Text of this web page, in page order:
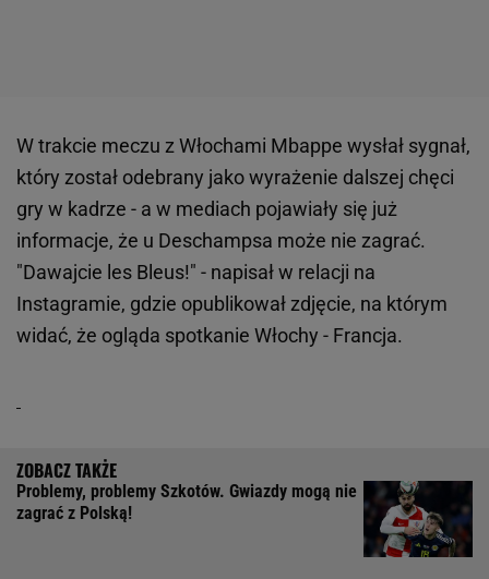
W trakcie meczu z Włochami Mbappe wysłał sygnał,
który został odebrany jako wyrażenie dalszej chęci
gry w kadrze - a w mediach pojawiały się już
informacje, że u Deschampsa może nie zagrać.
"Dawajcie les Bleus!" - napisał w relacji na
Instagramie, gdzie opublikował zdjęcie, na którym
widać, że ogląda spotkanie Włochy - Francja.
Problemy, problemy Szkotów. Gwiazdy mogą nie
zagrać z Polską!